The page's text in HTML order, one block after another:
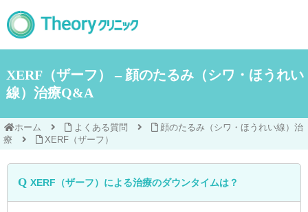
XERF（ザーフ） – 顔のたるみ（シワ・ほうれい
線）治療Q&A
ホーム よくある質問
顔のたるみ（シワ・ほうれい線）治
療
XERF（ザーフ）
XERF（ザーフ）による治療のダウンタイムは？